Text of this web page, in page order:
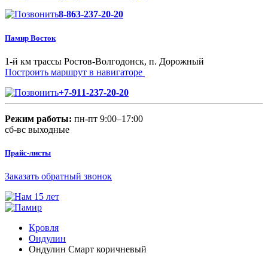
8-863-237-20-20
Памир Восток
1-й км трассы Ростов-Волгодонск, п. Дорожный
Построить маршрут в навигаторе
+7-911-237-20-20
Режим работы: пн-пт 9:00–17:00
сб-вс выходные
Прайс-листы
Заказать обратный звонок
Кровля
Ондулин
Ондулин Смарт коричневый